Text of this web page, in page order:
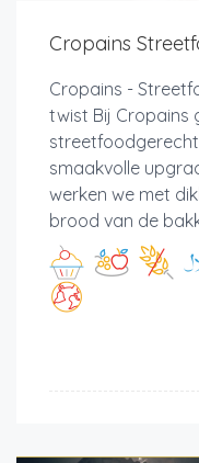
Cropains
Cropains -
twist Bij Cropains
smaakvolle
werken we met
brood van de